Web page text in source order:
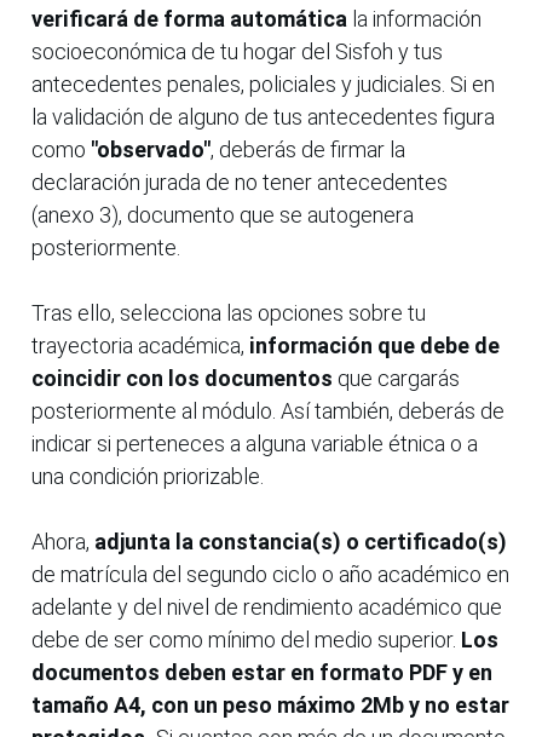
verificará de forma automática la información
socioeconómica de tu hogar del Sisfoh y tus
antecedentes penales, policiales y judiciales. Si en
la validación de alguno de tus antecedentes figura
como "observado", deberás de firmar la
declaración jurada de no tener antecedentes
(anexo 3), documento que se autogenera
posteriormente.
Tras ello, selecciona las opciones sobre tu
trayectoria académica, información que debe de
coincidir con los documentos que cargarás
posteriormente al módulo. Así también, deberás de
indicar si perteneces a alguna variable étnica o a
una condición priorizable.
Ahora, adjunta la constancia(s) o certificado(s)
de matrícula del segundo ciclo o año académico en
adelante y del nivel de rendimiento académico que
debe de ser como mínimo del medio superior. Los
documentos deben estar en formato PDF y en
tamaño A4, con un peso máximo 2Mb y no estar